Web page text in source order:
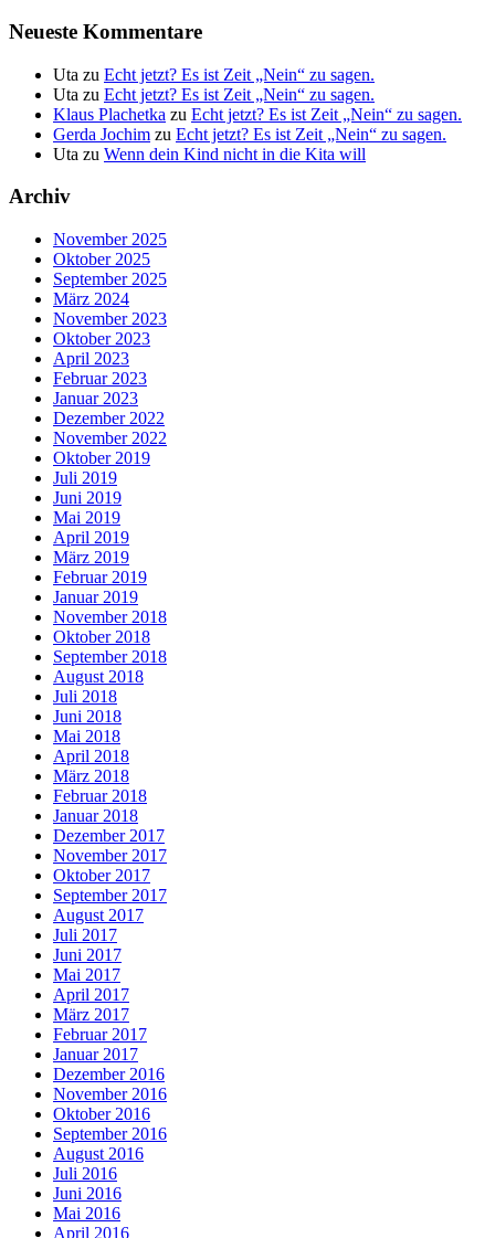
Neueste Kommentare
Uta zu Echt jetzt? Es ist Zeit „Nein“ zu sagen.
Uta zu Echt jetzt? Es ist Zeit „Nein“ zu sagen.
Klaus Plachetka zu Echt jetzt? Es ist Zeit „Nein“ zu sagen.
Gerda Jochim zu Echt jetzt? Es ist Zeit „Nein“ zu sagen.
Uta zu Wenn dein Kind nicht in die Kita will
Archiv
November 2025
Oktober 2025
September 2025
März 2024
November 2023
Oktober 2023
April 2023
Februar 2023
Januar 2023
Dezember 2022
November 2022
Oktober 2019
Juli 2019
Juni 2019
Mai 2019
April 2019
März 2019
Februar 2019
Januar 2019
November 2018
Oktober 2018
September 2018
August 2018
Juli 2018
Juni 2018
Mai 2018
April 2018
März 2018
Februar 2018
Januar 2018
Dezember 2017
November 2017
Oktober 2017
September 2017
August 2017
Juli 2017
Juni 2017
Mai 2017
April 2017
März 2017
Februar 2017
Januar 2017
Dezember 2016
November 2016
Oktober 2016
September 2016
August 2016
Juli 2016
Juni 2016
Mai 2016
April 2016